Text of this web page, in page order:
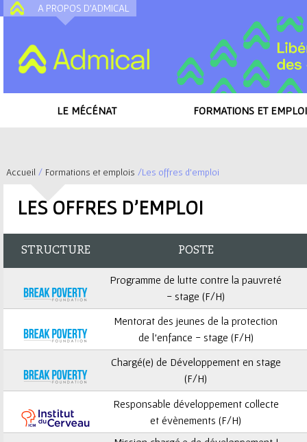
A PROPOS D'ADMICAL
LE MÉCÉNAT FORMATIONS ET
ê
s
Accueil / Formations et emplois /Les offres d'emploi
LES OFFRES D'EMPLOI
STRUCTURE POSTE
Programme de lutte contre la pauvreté
- stage (F/H)
Mentorat des jeunes de la protection
de l’enfance - stage (F/H)
Chargé(e) de Développement en stage
(F/H)
Responsable développement collecte
et évènements (F/H)